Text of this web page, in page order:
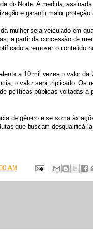
do Norte. A medida,
e garantir maior
mulher seja veiculado em
a partir da concessão de
a remover o conteúdo
a 10 mil vezes o valor da
o valor será triplicado. Os
políticas públicas voltadas à
de gênero e se soma às
que buscam desqualificá-
AM